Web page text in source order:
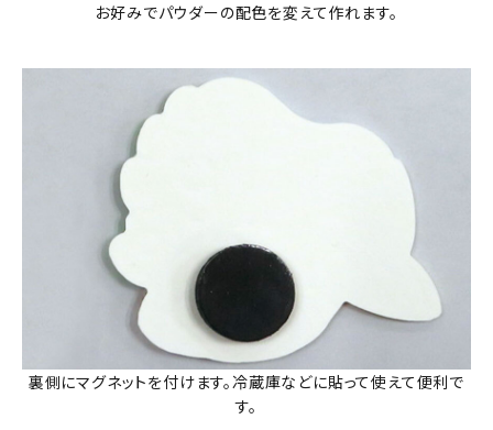
お好みでパウダーの配色を変えて作れます。
裏側にマグネットを付けます。冷蔵庫などに貼って使えて便利で
す。